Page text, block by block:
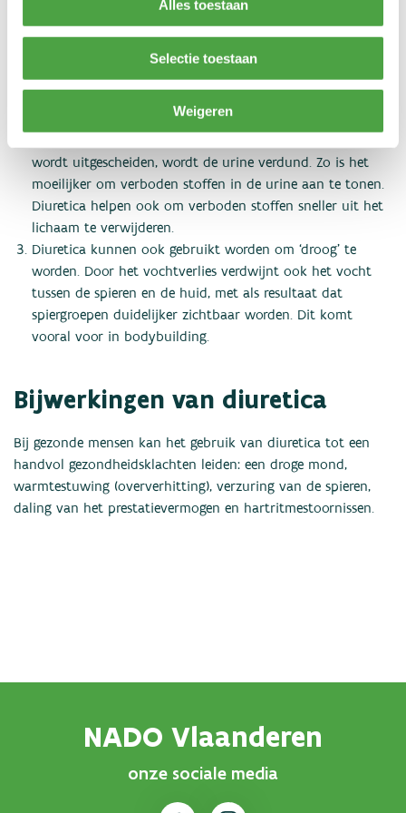
Alles toestaan
Selectie toestaan
Weigeren
gewichtsklasse uitkomen. Soms is een laag gewicht ook
paardensport. Als een jockey minder weegt, kunnen paard
en jockey hogere snelheden halen en hoger en verder
Het gebruik van diuretica leidt tot een lagere concentratie
wordt uitgescheiden, wordt de urine verdund. Zo is het
moeilijker om verboden stoffen in de urine aan te tonen.
Diuretica helpen ook om verboden stoffen sneller uit het
lichaam te verwijderen.
Diuretica kunnen ook gebruikt worden om ‘droog’ te
worden. Door het vochtverlies verdwijnt ook het vocht
tussen de spieren en de huid, met als resultaat dat
spiergroepen duidelijker zichtbaar worden. Dit komt
vooral voor in bodybuilding.
Bijwerkingen van diuretica
Bij gezonde mensen kan het gebruik van diuretica tot een
handvol gezondheidsklachten leiden: een droge mond,
warmtestuwing (oververhitting), verzuring van de spieren,
daling van het prestatievermogen en hartritmestoornissen.
NADO Vlaanderen
onze sociale media